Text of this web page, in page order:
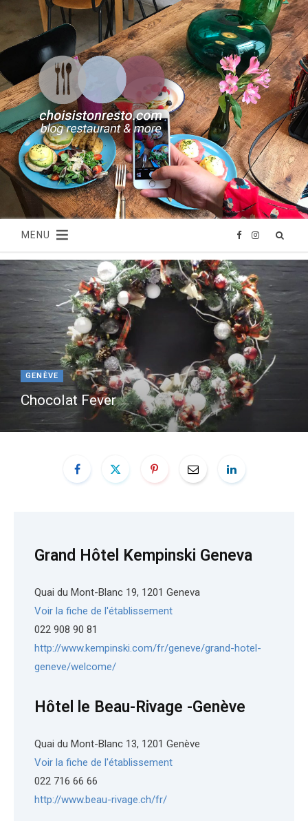
F
a
c
e
b
o
o
I
s
t
a
r
MENU
GENÈVE
Chocolat Fever
Grand Hôtel Kempinski Geneva
Quai du Mont-Blanc 19, 1201 Geneva
Voir la fiche de l'établissement
022 908 90 81
http://www.kempinski.com/fr/geneve/grand-hotel-
geneve/welcome/
Hôtel le Beau-Rivage -Genève
Quai du Mont-Blanc 13, 1201 Genève
Voir la fiche de l'établissement
022 716 66 66
http://www.beau-rivage.ch/fr/